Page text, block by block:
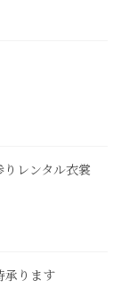
レンタル衣裳
承ります